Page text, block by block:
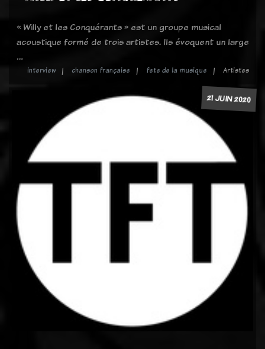
« Willy et les Conquérants » est un groupe musical
acoustique formé de trois artistes. Ils évoquent un large
…
interview chanson française fete de la musique Artistes
21 JUIN 2020